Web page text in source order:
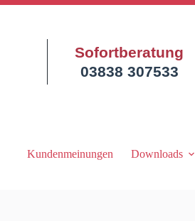
Sofortberatung
03838 307533
Kundenmeinungen Downloads